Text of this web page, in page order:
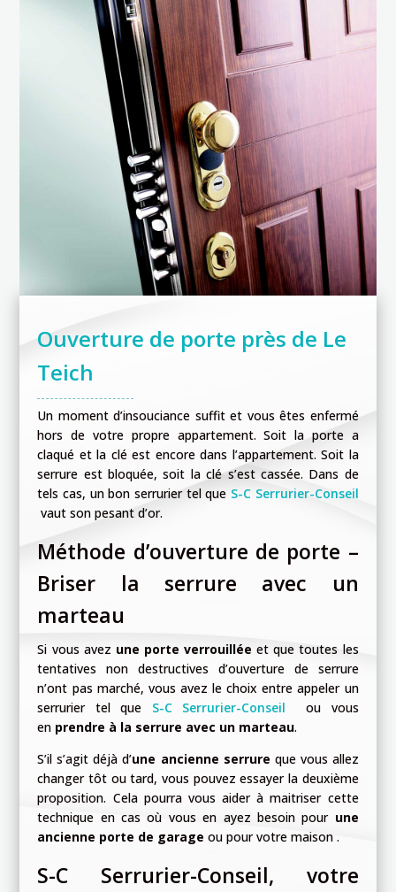
Ouverture de porte près de Le
Teich
Un moment d’insouciance suffit et vous êtes enfermé
hors de votre propre appartement. Soit la porte a
claqué et la clé est encore dans l’appartement. Soit la
serrure est bloquée, soit la clé s’est cassée. Dans de
tels cas, un bon serrurier tel que S-C Serrurier-Conseil
vaut son pesant d’or.
Méthode d’ouverture de porte –
Briser la serrure avec un
marteau
Si vous avez une porte verrouillée et que toutes les
tentatives non destructives d’ouverture de serrure
n’ont pas marché, vous avez le choix entre appeler un
serrurier tel que S-C Serrurier-Conseil
ou vous
en prendre à la serrure avec un marteau.
S’il s’agit déjà d’une ancienne serrure que vous allez
changer tôt ou tard, vous pouvez essayer la deuxième
proposition. Cela pourra vous aider à maitriser cette
technique en cas où vous en ayez besoin pour une
ancienne porte de garage ou pour votre maison .
S-C Serrurier-Conseil, votre